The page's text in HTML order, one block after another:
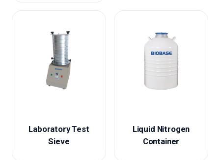
Laboratory Test
Sieve
Liquid Nitrogen
Container